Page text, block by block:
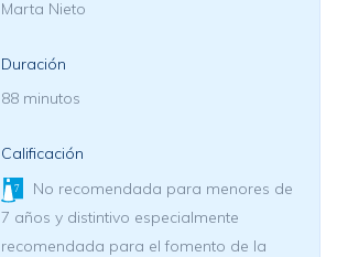
Marta Nieto
Duración
88 minutos
Calificación
No recomendada para menores de
7 años y distintivo especialmente
recomendada para el fomento de la